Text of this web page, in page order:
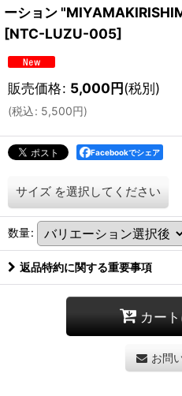
ーション
[NTC-LUZU-005]
販売価格: 5,000円(税別)
(税込: 5,500円)
Facebookでシェア
サイズ を選択してください
数量:
返品特約に関する重要事項
カー
お問